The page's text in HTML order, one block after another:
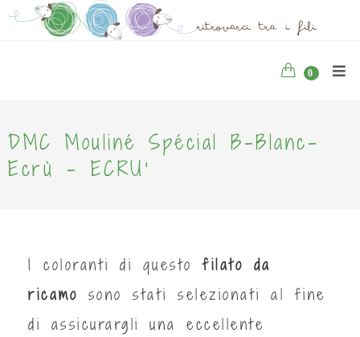
0
DMC Mouliné Spécial B-Blanc-
Ecrù - ECRU'
I coloranti di questo filato da
ricamo sono stati selezionati al fine
di assicurargli una eccellente